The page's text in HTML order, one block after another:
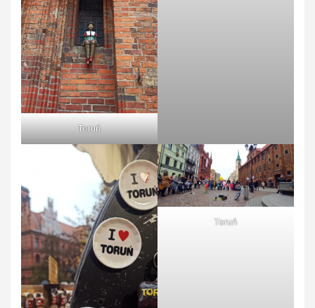
Toruń
Toruń